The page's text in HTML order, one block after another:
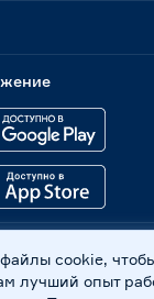
2004 -2026,
ИНН
cookie,
лучший опыт